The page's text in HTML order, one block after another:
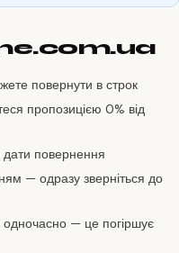
повернути в строк
пропозицією 0% від
дати повернення
— одразу зверніться до
— це погіршує